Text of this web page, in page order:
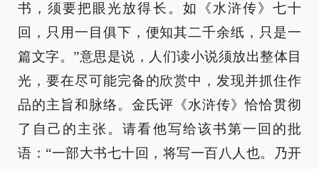
书，须要把眼光放得长。如《水浒传》七十
回，只用一目俱下，便知其二千余纸，只是一
篇文字。”意思是说，人们读小说须放出整体目
光，要在尽可能完备的欣赏中，发现并抓住作
品的主旨和脉络。金氏评《水浒传》恰恰贯彻
了自己的主张。请看他写给该书第一回的批
语：“一部大书七十回，将写一百八人也。乃开